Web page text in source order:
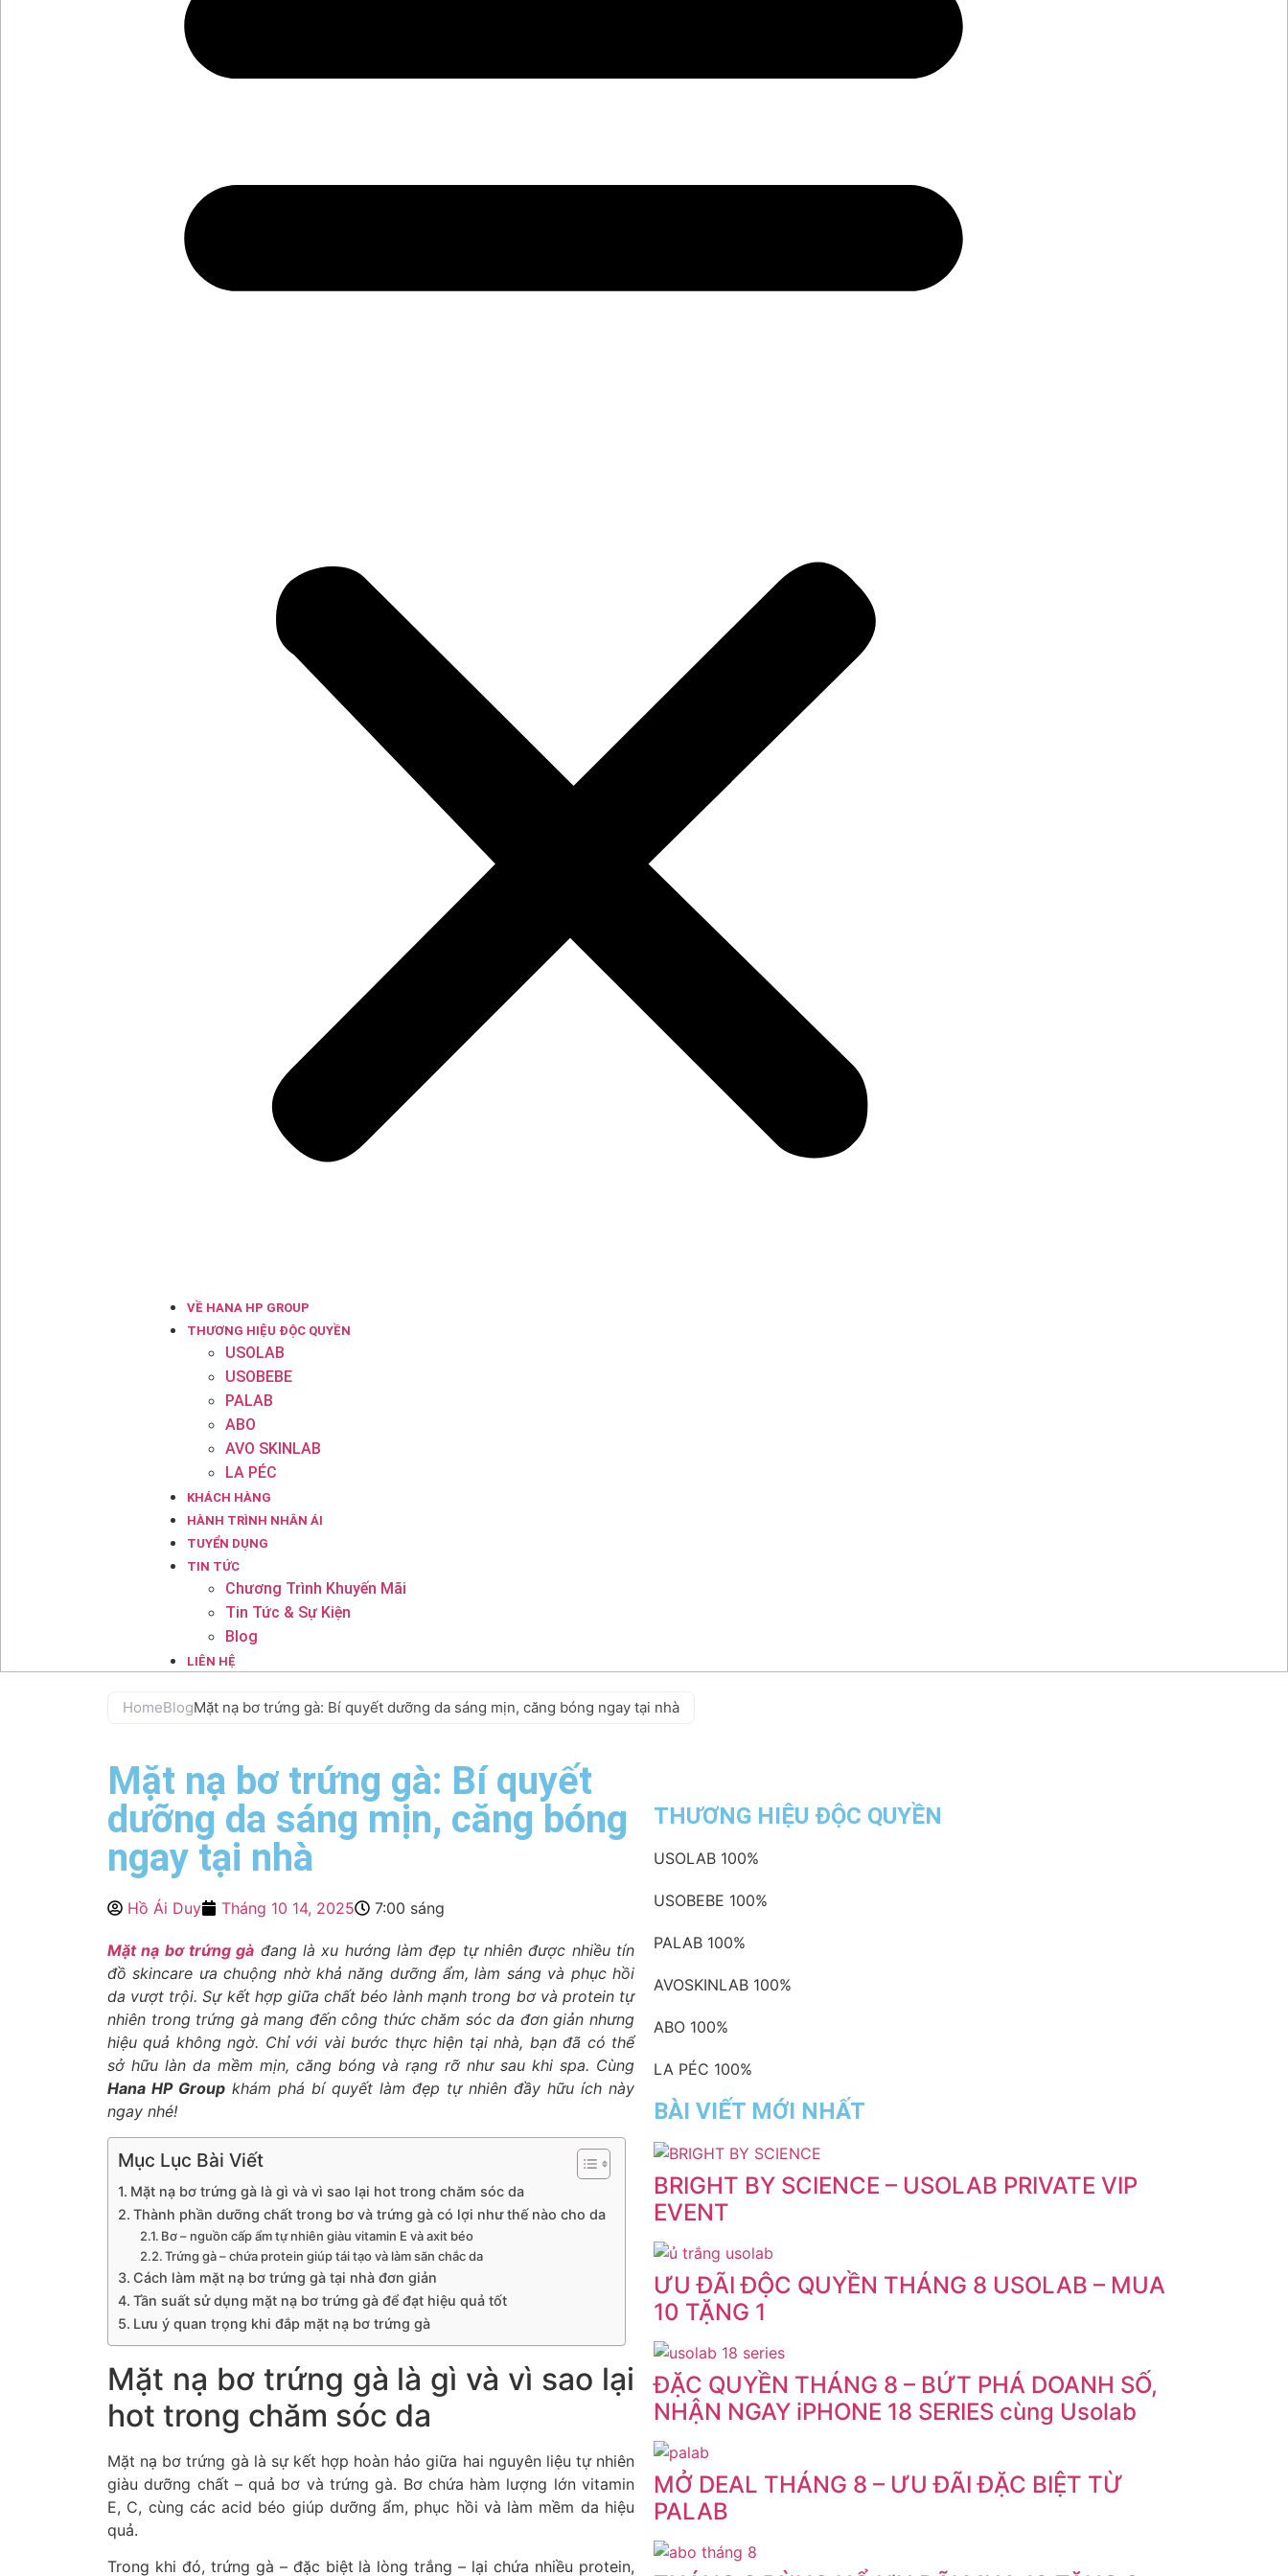
VỀ HANA HP GROUP
THƯƠNG HIỆU ĐỘC QUYỀN
USOLAB
USOBEBE
PALAB
ABO
AVO SKINLAB
LA PÉC
KHÁCH HÀNG
HÀNH TRÌNH NHÂN ÁI
TUYỂN DỤNG
TIN TỨC
Chương Trình Khuyến Mãi
Tin Tức & Sự Kiện
Blog
LIÊN HỆ
HomeBlogMặt nạ bơ trứng gà: Bí quyết dưỡng da sáng mịn, căng bóng ngay tại nhà
Mặt nạ bơ trứng gà: Bí quyết
dưỡng da sáng mịn, căng bóng
ngay tại nhà
Hồ Ái Duy Tháng 10 14, 2025 7:00 sáng
Mặt nạ bơ trứng gà đang là xu hướng làm đẹp tự nhiên được nhiều tín
đồ skincare ưa chuộng nhờ khả năng dưỡng ẩm, làm sáng và phục hồi
da vượt trội. Sự kết hợp giữa chất béo lành mạnh trong bơ và protein tự
nhiên trong trứng gà mang đến công thức chăm sóc da đơn giản nhưng
hiệu quả không ngờ. Chỉ với vài bước thực hiện tại nhà, bạn đã có thể
sở hữu làn da mềm mịn, căng bóng và rạng rỡ như sau khi spa. Cùng
Hana HP Group khám phá bí quyết làm đẹp tự nhiên đầy hữu ích này
ngay nhé!
Mục Lục Bài Viết
Mặt nạ bơ trứng gà là gì và vì sao lại hot trong chăm sóc da
Thành phần dưỡng chất trong bơ và trứng gà có lợi như thế nào cho da
Bơ – nguồn cấp ẩm tự nhiên giàu vitamin E và axit béo
Trứng gà – chứa protein giúp tái tạo và làm săn chắc da
Cách làm mặt nạ bơ trứng gà tại nhà đơn giản
Tần suất sử dụng mặt nạ bơ trứng gà để đạt hiệu quả tốt
Lưu ý quan trọng khi đắp mặt nạ bơ trứng gà
Mặt nạ bơ trứng gà là gì và vì sao lại
hot trong chăm sóc da
Mặt nạ bơ trứng gà là sự kết hợp hoàn hảo giữa hai nguyên liệu tự nhiên
giàu dưỡng chất – quả bơ và trứng gà. Bơ chứa hàm lượng lớn vitamin
E, C, cùng các acid béo giúp dưỡng ẩm, phục hồi và làm mềm da hiệu
quả.
Trong khi đó, trứng gà – đặc biệt là lòng trắng – lại chứa nhiều protein,
THƯƠNG HIỆU ĐỘC QUYỀN
USOLAB 100%
USOBEBE 100%
PALAB 100%
AVOSKINLAB 100%
ABO 100%
LA PÉC 100%
BÀI VIẾT MỚI NHẤT
BRIGHT BY SCIENCE – USOLAB PRIVATE VIP
EVENT
ƯU ĐÃI ĐỘC QUYỀN THÁNG 8 USOLAB – MUA
10 TẶNG 1
ĐẶC QUYỀN THÁNG 8 – BỨT PHÁ DOANH SỐ,
NHẬN NGAY iPHONE 18 SERIES cùng Usolab
MỞ DEAL THÁNG 8 – ƯU ĐÃI ĐẶC BIỆT TỪ
PALAB